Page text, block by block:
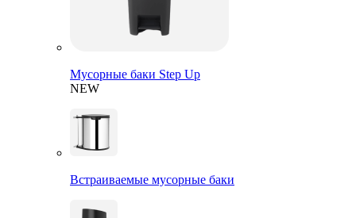
Мусорные баки Step Up
NEW
Встраиваемые мусорные баки